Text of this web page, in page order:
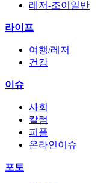
레저-조이일반
라이프
여행/레저
건강
이슈
사회
칼럼
피플
온라인이슈
포토